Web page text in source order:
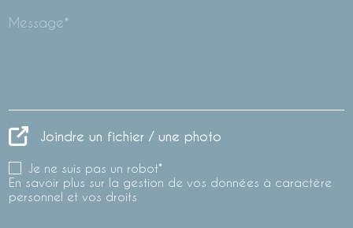
Message*
Joindre un fichier / une photo
Je ne suis pas un robot*
En savoir plus sur la gestion de vos données à caractère
personnel et vos droits